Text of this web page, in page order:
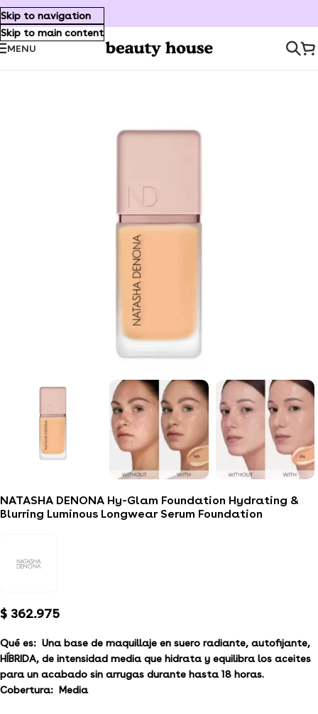
Skip to navigation
Skip to main content
MENU
NATASHA DENONA Hy-Glam Foundation Hydrating &
Blurring Luminous Longwear Serum Foundation
$ 362.975
Qué es: Una base de maquillaje en suero radiante, autofijante,
HÍBRIDA, de intensidad media que hidrata y equilibra los aceites
para un acabado sin arrugas durante hasta 18 horas.
Cobertura: Media